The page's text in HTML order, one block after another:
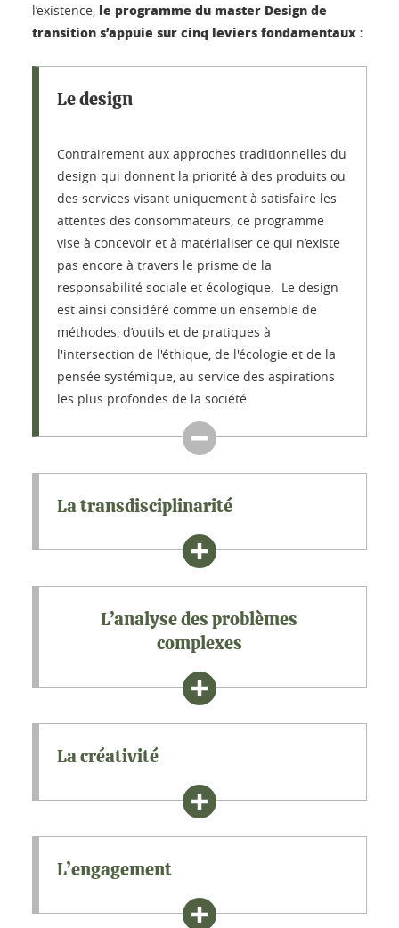
l’existence, le programme du master Design de
transition s’appuie sur cinq leviers fondamentaux :
Le design
Contrairement aux approches traditionnelles du
design qui donnent la priorité à des produits ou
des services visant uniquement à satisfaire les
attentes des consommateurs, ce programme
vise à concevoir et à matérialiser ce qui n’existe
pas encore à travers le prisme de la
responsabilité sociale et écologique. Le design
est ainsi considéré comme un ensemble de
méthodes, d’outils et de pratiques à
l'intersection de l'éthique, de l'écologie et de la
pensée systémique, au service des aspirations
les plus profondes de la société.
La transdisciplinarité
L’analyse des problèmes
complexes
La créativité
L’engagement